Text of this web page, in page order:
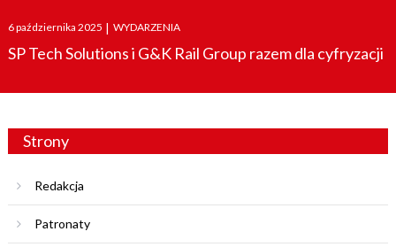
Posted
on
6 października 2025 | WYDARZENIA
SP Tech Solutions i G&K Rail Group razem dla cyfryzacji
Strony
Redakcja
Patronaty